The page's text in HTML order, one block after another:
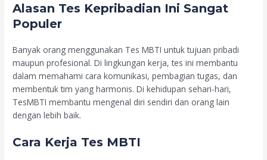
Alasan Tes Kepribadian Ini Sangat
Populer
Banyak orang menggunakan Tes MBTI untuk tujuan pribadi
maupun profesional. Di lingkungan kerja, tes ini membantu
dalam memahami cara komunikasi, pembagian tugas, dan
membentuk tim yang harmonis. Di kehidupan sehari-hari,
TesMBTI membantu mengenal diri sendiri dan orang lain
dengan lebih baik.
Cara Kerja Tes MBTI